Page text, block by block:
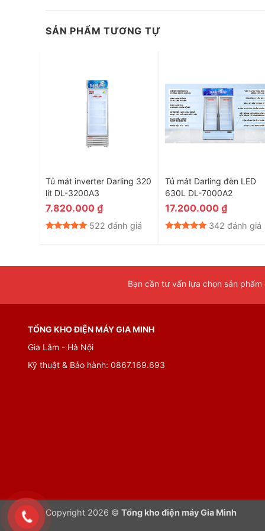
Hơi nóng lan tỏa từ cánh tản nhiệt thổi lên cửa kính,
VIỀN, TAY NẮM CỬA LÀM BẰNG KIM LOẠI
SẢN PHẨM TƯƠNG TỰ
Tủ mát inverter Darling 320
lít DL-3200A3
7.820.000 ₫
522 đánh giá
Tủ mát Darling đèn LED
630L DL-7000A2
17.200.000 ₫
342 đánh giá
Bạn cần tư vấn lựa chọn sản
TỔNG KHO ĐIỆN MÁY GIA MINH
Gia Lâm - Hà Nội
Kỹ thuật & Bảo hành: 0867.169.693
Copyright 2026 © Tổng kho điện máy Gia Minh